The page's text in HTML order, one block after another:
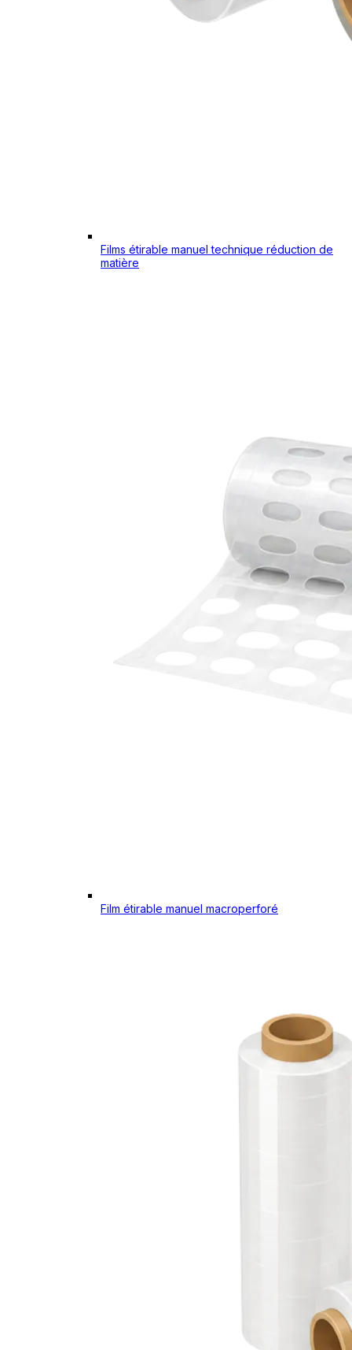
Films étirable manuel technique réduction de
matière
Film étirable manuel macroperforé